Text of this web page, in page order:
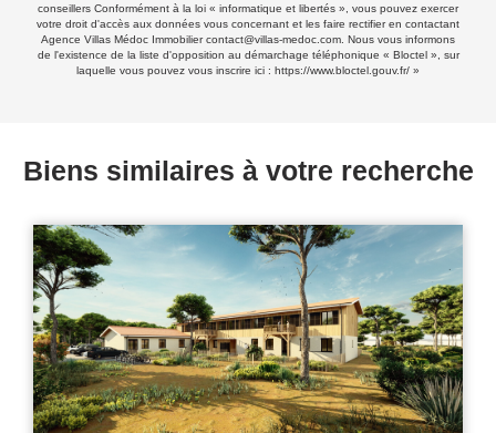
conseillers Conformément à la loi « informatique et libertés », vous pouvez exercer
votre droit d'accès aux données vous concernant et les faire rectifier en contactant
Agence Villas Médoc Immobilier contact@villas-medoc.com. Nous vous informons
de l'existence de la liste d'opposition au démarchage téléphonique « Bloctel », sur
laquelle vous pouvez vous inscrire ici : https://www.bloctel.gouv.fr/ »
Biens similaires à votre recherche